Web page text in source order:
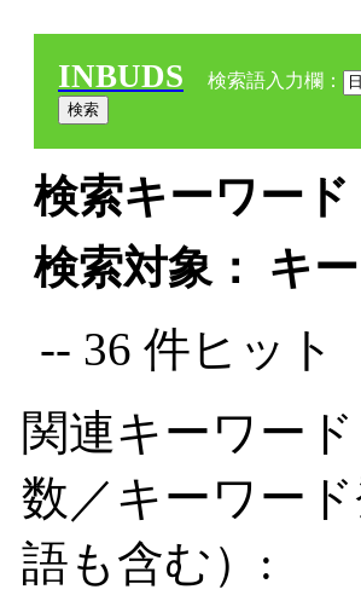
INBUDS 検索語入力欄：
検索キーワード
検索対象： キ
-- 36 件ヒット
関連キーワー
数／キーワー
語も含む）: